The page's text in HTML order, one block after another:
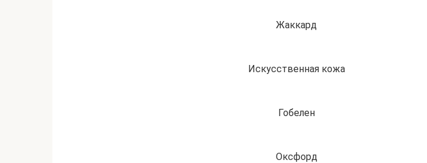
Жаккард
Искусственная кожа
Гобелен
Оксфорд